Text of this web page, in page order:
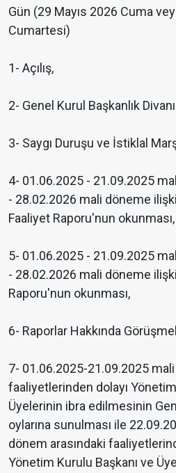
Gün (29 Mayıs 2026 Cuma
Cumartesi)
1- Açılış,
2- Genel Kurul Başkanlık
3- Saygı Duruşu ve İstiklal
4- 01.06.2025 - 21.09.2025
- 28.02.2026 mali döneme
Faaliyet Raporu'nun okunması,
5- 01.06.2025 - 21.09.2025
- 28.02.2026 mali döneme
Raporu'nun okunması,
6- Raporlar Hakkında
7- 01.06.2025-21.09.2025
faaliyetlerinden dolayı
Üyelerinin ibra edilmesinin
oylarına sunulması ile
dönem arasındaki
Yönetim Kurulu Başkanı ve